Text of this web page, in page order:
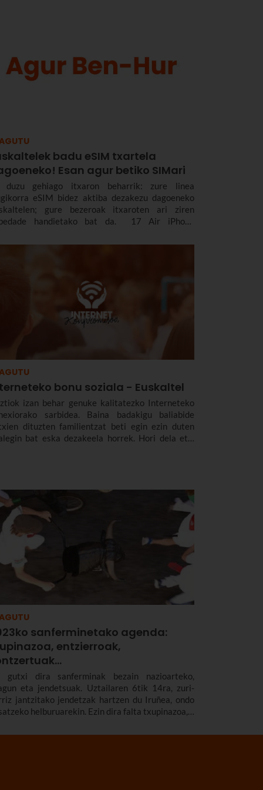
badu eSIM txartela
Esan agur betiko SIMari
duzu gehiago itxaron beharrik: zure linea
eSIM bidez aktiba dezakezu dagoeneko
gure bezeroak itxaroten ari ziren
handietako bat da. 17 Air iPhone
bonu soziala - Euskaltel
izan behar genuke kalitatezko Interneteko
sarbidea. Baina badakigu baliabide
dituzten familientzat beti egin ezin duten
bat eska dezakeela horrek. Hori dela eta,
sanferminetako agenda:
entzierroak,
gutxi dira sanferminak bezain nazioarteko,
eta jendetsuak. Uztailaren 6tik 14ra, zuri-
jantzitako jendetzak hartzen du Iruñea, ondo
helburuarekin. Ezin dira falta txupinazoa, a